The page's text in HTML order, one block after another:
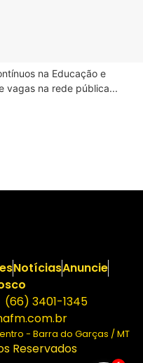
na Educação e
vagas na rede pública...
NotíciasAnuncie
(66) 3401-1345
- Barra do Garças / MT
Reservados